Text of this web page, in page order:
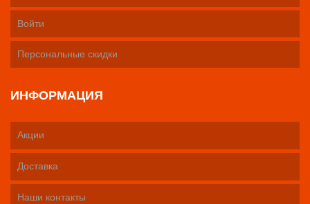
Войти
Персональные скидки
ИНФОРМАЦИЯ
Акции
Доставка
Наши контакты